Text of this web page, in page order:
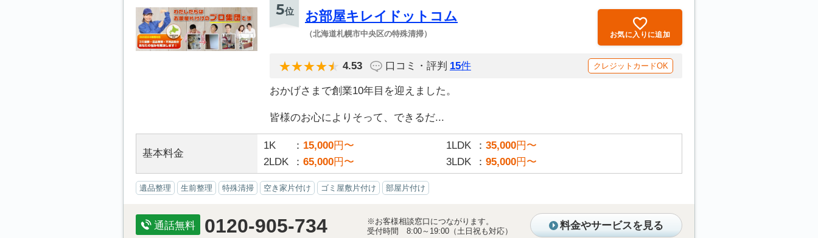
5位 お部屋キレイドットコム
（北海道札幌市中央区の特殊清掃） お気に入りに追加
4.53 口コミ・評判 15件 クレジットカードOK
おかげさまで創業10年目を迎えました。
皆様のお心によりそって、できるだ...
基本料金
1K 15,000円〜 1LDK 35,000円〜
2LDK
65,000円〜 3LDK 95,000円〜
遺品整理 生前整理 特殊清掃 空き家片付け ゴミ屋敷片付け 部屋片付け
通話無料 0120-905-734
※お客様相談窓口につながります。
受付時間 8:00～19:00（土日祝も対応）
料金やサービスを見る